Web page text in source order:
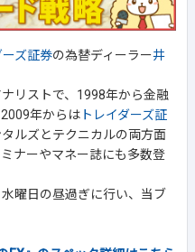
ーズ証券の為替ディーラー井
リストで、1998年から金融
年からは トレイダーズ証
ルズとテクニカルの両方面
ナーやマネー誌にも多数登
曜日の昼過ぎに行い、当ブ